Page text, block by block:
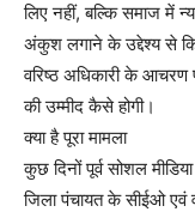
लिए नहीं, बल्कि समाज में
अंकुश लगाने के उद्देश्य से
वरिष्ठ अधिकारी के आचरण
की उम्मीद कैसे होगी।
क्या है पूरा मामला
कुछ दिनों पूर्व सोशल
जिला पंचायत के सीईओ एवं